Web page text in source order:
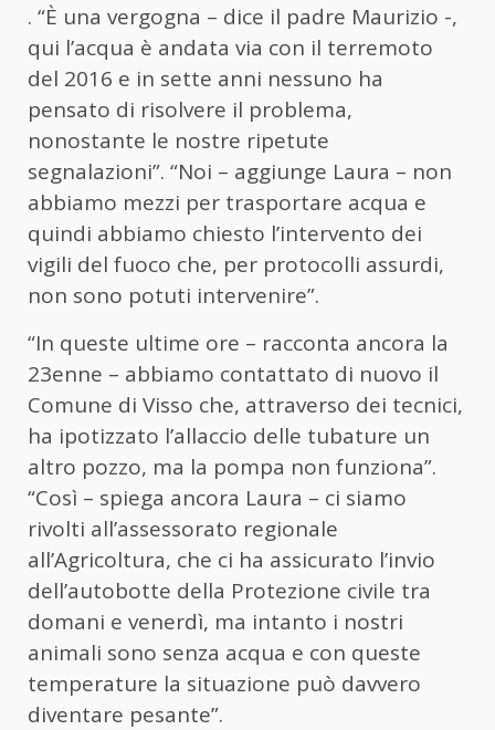
. “È una vergogna – dice il padre Maurizio -,
qui l’acqua è andata via con il terremoto
del 2016 e in sette anni nessuno ha
pensato di risolvere il problema,
nonostante le nostre ripetute
segnalazioni”. “Noi – aggiunge Laura – non
abbiamo mezzi per trasportare acqua e
quindi abbiamo chiesto l’intervento dei
vigili del fuoco che, per protocolli assurdi,
non sono potuti intervenire”.
“In queste ultime ore – racconta ancora la
23enne – abbiamo contattato di nuovo il
Comune di Visso che, attraverso dei tecnici,
ha ipotizzato l’allaccio delle tubature un
altro pozzo, ma la pompa non funziona”.
“Così – spiega ancora Laura – ci siamo
rivolti all’assessorato regionale
all’Agricoltura, che ci ha assicurato l’invio
dell’autobotte della Protezione civile tra
domani e venerdì, ma intanto i nostri
animali sono senza acqua e con queste
temperature la situazione può davvero
diventare pesante”.